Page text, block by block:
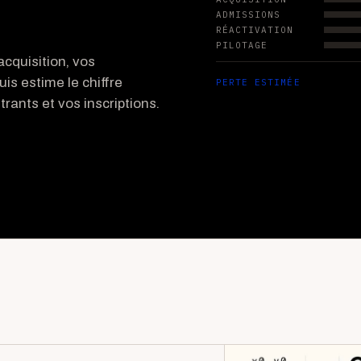
vos
estime le chiffre
et vos inscriptions.
ADMISSIONS
RÉACTIVATION
PILOTAGE
PERTE ESTIMÉE